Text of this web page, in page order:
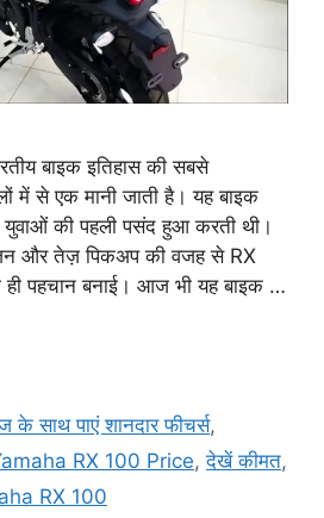
बाइक इतिहास की सबसे
में से एक मानी जाती है। यह बाइक
की पहली पसंद हुआ करती थी।
और तेज़ पिकअप की वजह से RX
पहचान बनाई। आज भी यह बाइक …
साथ पाएं शानदार फीचर्स,
RX 100 Price,देखें कीमत,
RX 100